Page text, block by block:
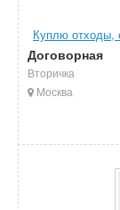
Куплю отходы,
Договорная
Вторичка
Москва